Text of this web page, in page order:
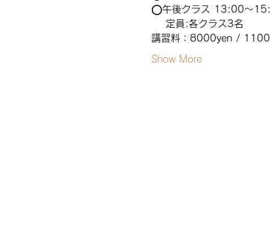
◯午後クラス 13:00〜
    定員:各クラス3名
講習料：8000yen /
Show More